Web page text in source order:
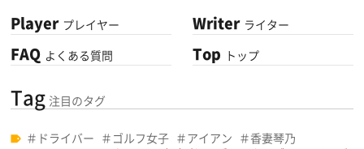
Player プレイヤー
FAQ よくある質問
Writer ライター
Top トップ
Tag 注目のタグ
ドライバー ゴルフ女子 アイアン
香妻琴乃